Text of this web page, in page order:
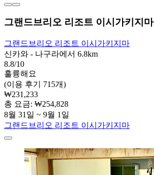
그랜드브리오 리조트 이시가키지마
그랜드브리오 리조트 이시가키지마
신카와 - 나구라에서 6.8km
8.8/10
훌륭해요
(이용 후기 715개)
₩231,233
총 요금: ₩254,828
8월 31일 ~ 9월 1일
그랜드브리오 리조트 이시가키지마